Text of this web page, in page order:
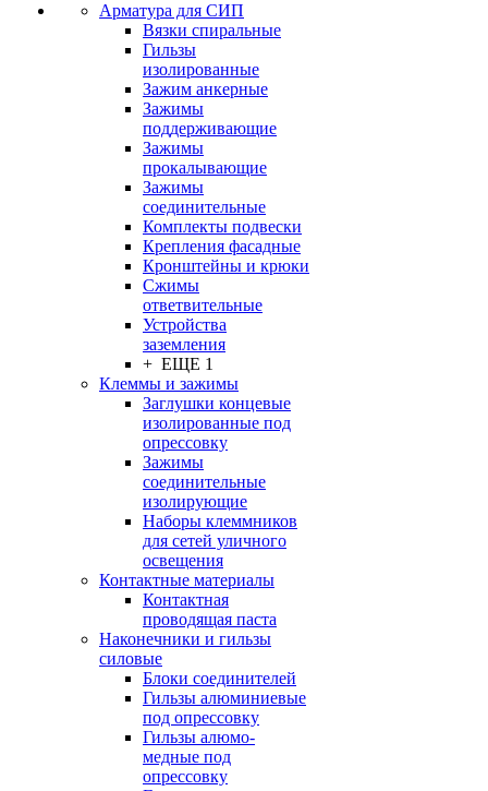
Арматура для СИП
Вязки спиральные
Гильзы
изолированные
Зажим анкерные
Зажимы
поддерживающие
Зажимы
прокалывающие
Зажимы
соединительные
Комплекты подвески
Крепления фасадные
Кронштейны и крюки
Сжимы
ответвительные
Устройства
заземления
+ ЕЩЕ 1
Клеммы и зажимы
Заглушки концевые
изолированные под
опрессовку
Зажимы
соединительные
изолирующие
Наборы клеммников
для сетей уличного
освещения
Контактные материалы
Контактная
проводящая паста
Наконечники и гильзы
силовые
Блоки соединителей
Гильзы алюминиевые
под опрессовку
Гильзы алюмо-
медные под
опрессовку